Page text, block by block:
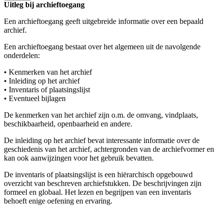
Uitleg bij archieftoegang
Een archieftoegang geeft uitgebreide informatie over een bepaald
archief.
Een archieftoegang bestaat over het algemeen uit de navolgende
onderdelen:
• Kenmerken van het archief
• Inleiding op het archief
• Inventaris of plaatsingslijst
• Eventueel bijlagen
De kenmerken van het archief zijn o.m. de omvang, vindplaats,
beschikbaarheid, openbaarheid en andere.
De inleiding op het archief bevat interessante informatie over de
geschiedenis van het archief, achtergronden van de archiefvormer en
kan ook aanwijzingen voor het gebruik bevatten.
De inventaris of plaatsingslijst is een hiërarchisch opgebouwd
overzicht van beschreven archiefstukken. De beschrijvingen zijn
formeel en globaal. Het lezen en begrijpen van een inventaris
behoeft enige oefening en ervaring.